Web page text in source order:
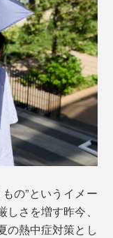
の”というイメー
さを増す昨今、
の熱中症対策とし